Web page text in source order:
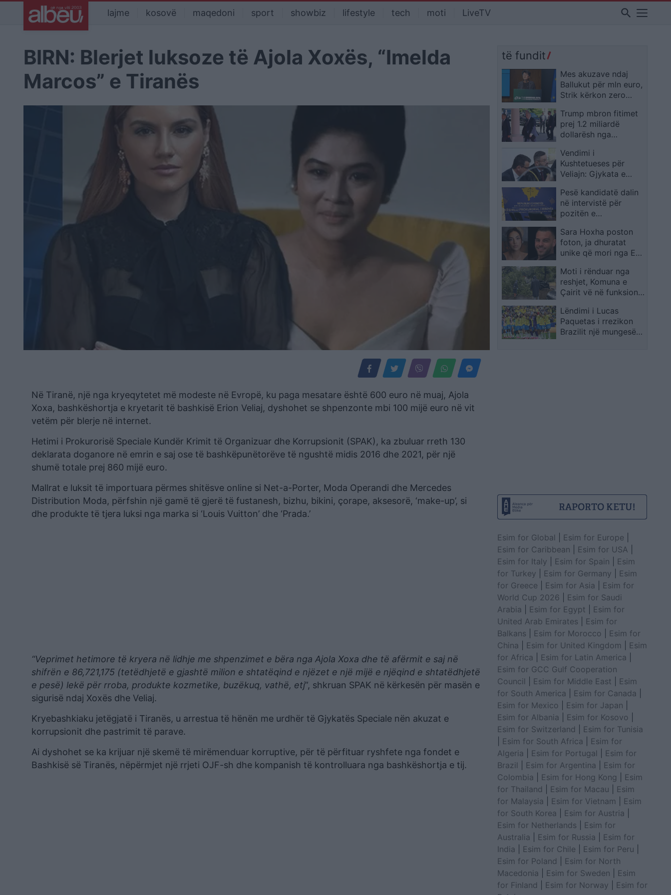
lajme kosovë maqedoni sport showbiz lifestyle tech moti LiveTV search
BIRN: Blerjet luksoze të Ajola Xoxës, “Imelda
Marcos” e Tiranës
Në Tiranë, një nga kryeqytetet më modeste në Evropë, ku paga mesatare është 600 euro në muaj, Ajola
Xoxa, bashkëshortja e kryetarit të bashkisë Erion Veliaj, dyshohet se shpenzonte mbi 100 mijë euro në vit
vetëm për blerje në internet.
Hetimi i Prokurorisë Speciale Kundër Krimit të Organizuar dhe Korrupsionit (SPAK), ka zbuluar rreth 130
deklarata doganore në emrin e saj ose të bashkëpunëtorëve të ngushtë midis 2016 dhe 2021, për një
shumë totale prej 860 mijë euro.
Mallrat e luksit të importuara përmes shitësve online si Net-a-Porter, Moda Operandi dhe Mercedes
Distribution Moda, përfshin një gamë të gjerë të fustanesh, bizhu, bikini, çorape, aksesorë, ‘make-up’, si
dhe produkte të tjera luksi nga marka si ‘Louis Vuitton’ dhe ‘Prada.’
“Veprimet hetimore të kryera në lidhje me shpenzimet e bëra nga Ajola Xoxa dhe të afërmit e saj në
shifrën e 86,721,175 (tetëdhjetë e gjashtë milion e shtatëqind e njëzet e një mijë e njëqind e shtatëdhjetë
e pesë) lekë për rroba, produkte kozmetike, buzëkuq, vathë, etj”, shkruan SPAK në kërkesën për masën e
sigurisë ndaj Xoxës dhe Veliaj.
Kryebashkiaku jetëgjatë i Tiranës, u arrestua të hënën me urdhër të Gjykatës Speciale nën akuzat e
korrupsionit dhe pastrimit të parave.
Ai dyshohet se ka krijuar një skemë të mirëmenduar korruptive, për të përfituar ryshfete nga fondet e
Bashkisë së Tiranës, nëpërmjet një rrjeti OJF-sh dhe kompanish të kontrolluara nga bashkëshortja e tij.
të fundit
Mes akuzave ndaj
Ballukut për mln euro,
Strik kërkon zero
korrupsionit:
Politikanët të mos
pengojnë hetimet
Trump mbron fitimet
prej 1.2 miliardë
dollarësh nga
Sipas tij, rritja e tregut
po sjell përfitime për
të gjithë
Vendimi i
Kushtetueses për
Veliajn: Gjykata e
veçmas të gjitha
pretendimet e
paraqitura në rekurs
Pesë kandidatë dalin
në intervistë për
pozitën e
Shtetit
Sara Hoxha poston
foton, ja dhuratat
unike që mori nga Erik
Moti i rënduar nga
reshjet, Komuna e
Çairit vë në funksion
Lëndimi i Lucas
Paquetas i rrezikon
Brazilit një mungesë
Esim for Global Esim for Europe
Esim for Caribbean
Esim for USA
Esim for Italy
Esim for Spain
Esim
for Turkey
Esim for Germany
Esim
for Greece
Esim for Asia
Esim for
World Cup 2026
Esim for Saudi
Arabia
Esim for Egypt
Esim for
United Arab Emirates
Esim for
Balkans
Esim for Morocco
Esim for
China
Esim for United Kingdom
Esim
for Africa
Esim for Latin America
Esim for GCC Gulf Cooperation
Council
Esim for Middle East
Esim
for South America
Esim for Canada
Esim for Mexico
Esim for Japan
Esim for Albania
Esim for Kosovo
Esim for Switzerland
Esim for Tunisia
Esim for South Africa
Esim for
Algeria
Esim for Portugal
Esim for
Brazil
Esim for Argentina
Esim for
Colombia
Esim for Hong Kong
Esim
for Thailand
Esim for Macau
Esim
for Malaysia
Esim for Vietnam
Esim
for South Korea
Esim for Austria
Esim for Netherlands
Esim for
Australia
Esim for Russia
Esim for
India
Esim for Chile Esim for Peru
Esim for Poland
Esim for North
Macedonia
Esim for Sweden
Esim
for Finland
Esim for Norway
Esim for